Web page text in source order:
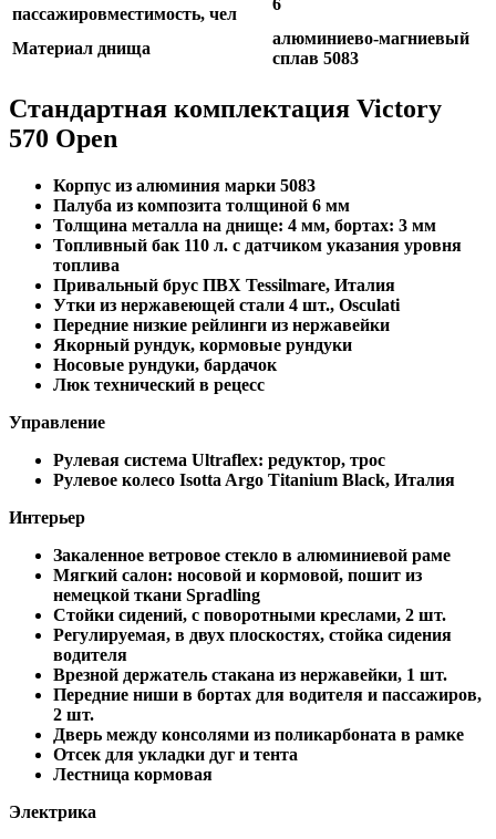
пассажировместимость, чел
6
Материал днища
алюминиево-магниевый
сплав 5083
Стандартная комплектация Victory
570 Open
Корпус из алюминия марки 5083
Палуба из композита толщиной 6 мм
Толщина металла на днище: 4 мм, бортах: 3 мм
Топливный бак 110 л. с датчиком указания уровня
топлива
Привальный брус ПВХ Tessilmare, Италия
Утки из нержавеющей стали 4 шт., Osculati
Передние низкие рейлинги из нержавейки
Якорный рундук, кормовые рундуки
Носовые рундуки, бардачок
Люк технический в рецесс
Управление
Рулевая система Ultraflex: редуктор, трос
Рулевое колесо Isotta Argo Titanium Black, Италия
Интерьер
Закаленное ветровое стекло в алюминиевой раме
Мягкий салон: носовой и кормовой, пошит из
немецкой ткани Spradling
Стойки сидений, с поворотными креслами, 2 шт.
Регулируемая, в двух плоскостях, стойка сидения
водителя
Врезной держатель стакана из нержавейки, 1 шт.
Передние ниши в бортах для водителя и пассажиров,
2 шт.
Дверь между консолями из поликарбоната в рамке
Отсек для укладки дуг и тента
Лестница кормовая
Электрика